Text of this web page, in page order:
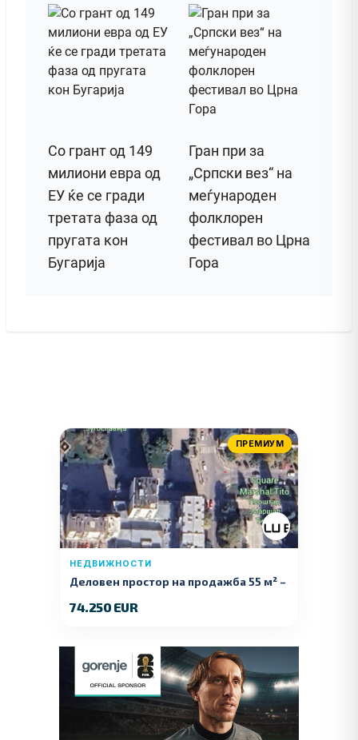
Со грант од 149
милиони евра од
ЕУ ќе се гради
третата фаза од
пругата кон
Бугарија
Гран при за
„Српски вез“ на
меѓународен
фолклорен
фестивал во Црна
Гора
ПРЕМИУМ
НЕДВИЖНОСТИ
Деловен простор на продажба 55 м² –
74.250 EUR